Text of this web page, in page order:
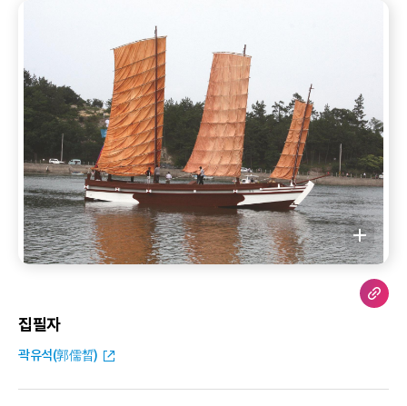
집필자
곽유석(郭儒晳)